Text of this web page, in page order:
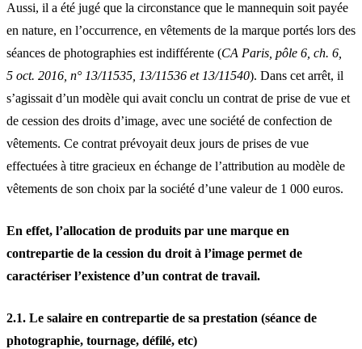
Aussi, il a été jugé que la circonstance que le mannequin soit payée
en nature, en l’occurrence, en vêtements de la marque portés lors des
séances de photographies est indifférente (CA Paris, pôle 6, ch. 6,
5 oct. 2016, n° 13/11535, 13/11536 et 13/11540). Dans cet arrêt, il
s’agissait d’un modèle qui avait conclu un contrat de prise de vue et
de cession des droits d’image, avec une société de confection de
vêtements. Ce contrat prévoyait deux jours de prises de vue
effectuées à titre gracieux en échange de l’attribution au modèle de
vêtements de son choix par la société d’une valeur de 1 000 euros.
En effet, l’allocation de produits par une marque en
contrepartie de la cession du droit à l’image permet de
caractériser l’existence d’un contrat de travail.
2.1. Le salaire en contrepartie de sa prestation (séance de
photographie, tournage, défilé, etc)